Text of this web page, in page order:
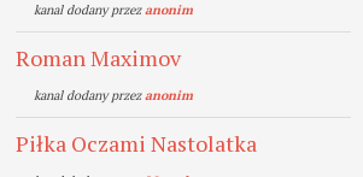
kanal dodany przezanonim
Roman Maximov
kanal dodany przezanonim
Piłka Oczami Nastolatka